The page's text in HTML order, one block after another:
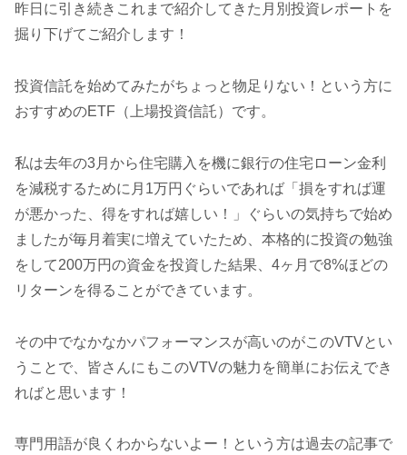
昨日に引き続きこれまで紹介してきた月別投資レポートを
掘り下げてご紹介します！
投資信託を始めてみたがちょっと物足りない！という方に
おすすめのETF（上場投資信託）です。
私は去年の3月から住宅購入を機に銀行の住宅ローン金利
を減税するために月1万円ぐらいであれば「損をすれば運
が悪かった、得をすれば嬉しい！」ぐらいの気持ちで始め
ましたが毎月着実に増えていたため、本格的に投資の勉強
をして200万円の資金を投資した結果、4ヶ月で8%ほどの
リターンを得ることができています。
その中でなかなかパフォーマンスが高いのがこのVTVとい
うことで、皆さんにもこのVTVの魅力を簡単にお伝えでき
ればと思います！
専門用語が良くわからないよー！という方は過去の記事で